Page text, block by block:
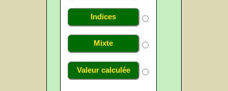
Indices
Mixte
Valeur calculée